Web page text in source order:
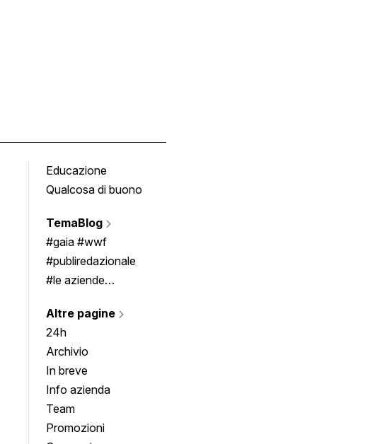
Educazione
Qualcosa di buono
TemaBlog
#gaia #wwf
#publiredazionale
#le aziende
Altre pagine
24h
Archivio
In breve
Info azienda
Team
Promozioni